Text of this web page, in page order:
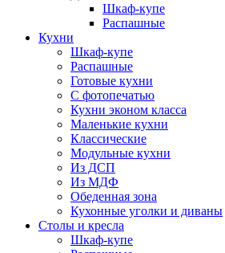
Шкаф-купе
Распашные
Кухни
Шкаф-купе
Распашные
Готовые кухни
С фотопечатью
Кухни эконом класса
Маленькие кухни
Классические
Модульные кухни
Из ДСП
Из МДФ
Обеденная зона
Кухонные уголки и диваны
Столы и кресла
Шкаф-купе